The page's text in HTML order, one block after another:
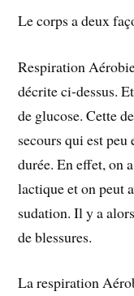
Le corps a deux
Respiration
décrite ci-dessus.
de glucose. Cette
secours qui est
durée. En effet, on
lactique et on peut
sudation. Il y a
de blessures.
La respiration